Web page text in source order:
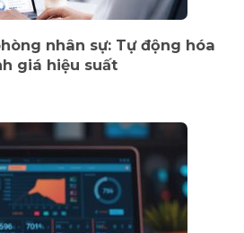
nhân sự: Tự động hóa
giá hiệu suất